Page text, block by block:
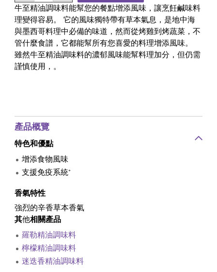
牛至精油調味料能幫您的餐點增添風味，讓烹飪鹹味料
理變得容易。 它的風味獨特帶有草本氣息，是地中海
與墨西哥料理中必備的味道，然而從烤雞到烤蔬菜，不
管什麼食譜，它都能幫所有您喜愛的料理增添風味。
雖然牛至精油調味料的濃郁風味能幫料理加分，但仍需
謹慎使用，。
產品概覽
特色和優點
增添食物風味
支援免疫系統*
香氣特性
強烈的辛香草本香氣
其他相關產品
羅勒精油調味料
檸檬精油調味料
迷迭香精油調味料